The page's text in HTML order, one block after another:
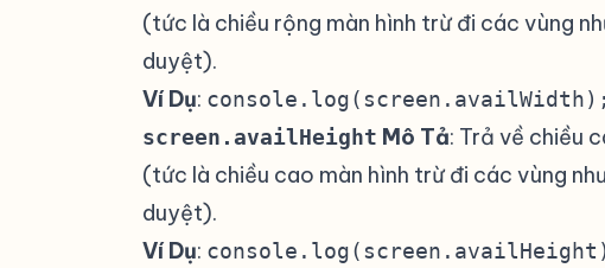
(tức là chiều rộng màn hình trừ đi các vùng
duyệt).
Ví Dụ:
screen.availHeight Mô Tả: Trả về chiều
(tức là chiều cao màn hình trừ đi các vùng
duyệt).
Ví Dụ: